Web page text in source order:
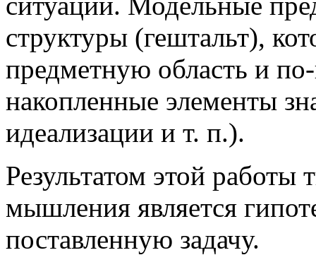
структуры (гештальт),
предметную область и
накопленные элементы
идеализации и т. п.).
Результатом этой работы
мышления является
поставленную задачу.